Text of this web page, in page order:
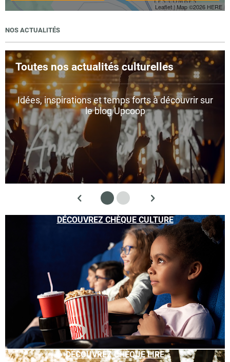
Leaflet | Map ©2026 HERE
NOS ACTUALITÉS
Toutes nos actualités culturelles
Idées, inspirations et temps forts à découvrir sur
le blog Upcoop
DÉCOUVREZ CHÈQUE CULTURE
DÉCOUVREZ CHÈQUE LIRE